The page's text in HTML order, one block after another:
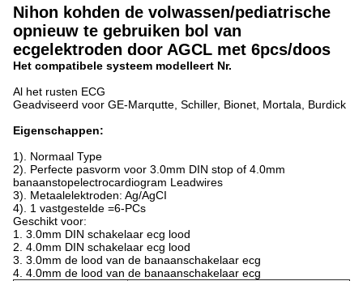
Nihon kohden de volwassen/pediatrische
opnieuw te gebruiken bol van
ecgelektroden door AGCL met 6pcs/doos
Het compatibele systeem modelleert Nr.
Al het rusten ECG
Geadviseerd voor GE-Marqutte, Schiller, Bionet, Mortala, Burdick
Eigenschappen:
1). Normaal Type
2). Perfecte pasvorm voor 3.0mm DIN stop of 4.0mm
banaanstopelectrocardiogram Leadwires
3). Metaalelektroden: Ag/AgCI
4). 1 vastgestelde =6-PCs
Geschikt voor:
1. 3.0mm DIN schakelaar ecg lood
2. 4.0mm DIN schakelaar ecg lood
3. 3.0mm de lood van de banaanschakelaar ecg
4. 4.0mm de lood van de banaanschakelaar ecg